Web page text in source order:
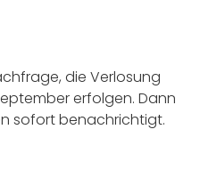
die Verlosung
erfolgen. Dann
sofort benachrichtigt.